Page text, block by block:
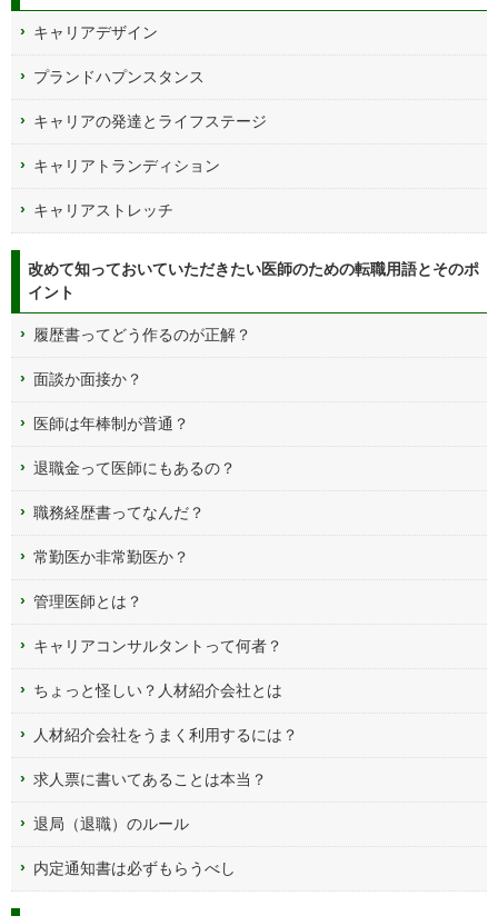
キャリアデザイン
プランドハプンスタンス
キャリアの発達とライフステージ
キャリアトランディション
キャリアストレッチ
改めて知っておいていただきたい医師のための転職用語とそのポ
イント
履歴書ってどう作るのが正解？
面談か面接か？
医師は年棒制が普通？
退職金って医師にもあるの？
職務経歴書ってなんだ？
常勤医か非常勤医か？
管理医師とは？
キャリアコンサルタントって何者？
ちょっと怪しい？人材紹介会社とは
人材紹介会社をうまく利用するには？
求人票に書いてあることは本当？
退局（退職）のルール
内定通知書は必ずもらうべし